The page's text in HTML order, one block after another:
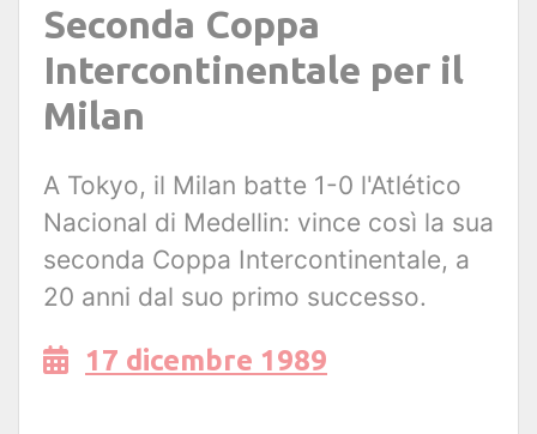
Seconda Coppa
Intercontinentale per il
Milan
A Tokyo, il Milan batte 1-0 l'Atlético
Nacional di Medellin: vince così la sua
seconda Coppa Intercontinentale, a
20 anni dal suo primo successo.
17 dicembre 1989